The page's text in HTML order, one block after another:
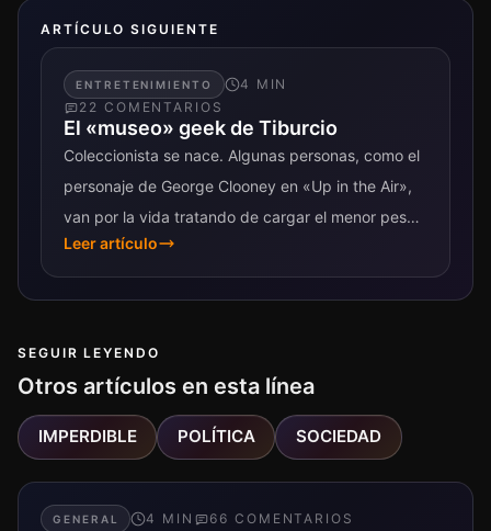
ARTÍCULO SIGUIENTE
ENTRETENIMIENTO 4 MIN
22 COMENTARIO S
El «museo» geek de Tiburcio
Coleccionista se nace. Algunas personas, como el
personaje de George Clooney en «Up in the Air»,
van por la vida tratando de cargar el menor peso
posible. Otros,...
Leer artículo
SEGUIR LEYENDO
Otros artículos en esta línea
IMPERDIBLE POLÍTICA SOCIEDAD
GENERAL 4 MIN 66 COMENTARIO S